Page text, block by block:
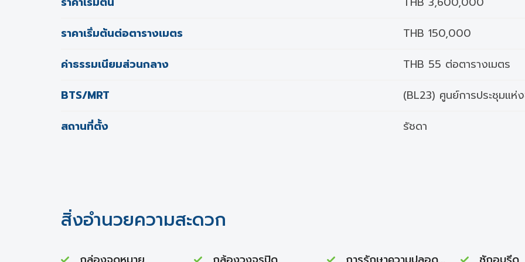
ราคาเริ่มต้นต่อตารางเมตร
THB 150,000
ค่าธรรมเนียมส่วนกลาง
THB 55 ต่อตารางเมตร
BTS/MRT
(BL23) ศูนย์การประชุมแห่
สถานที่ตั้ง
รัชดา
สิ่งอำนวยความสะดวก